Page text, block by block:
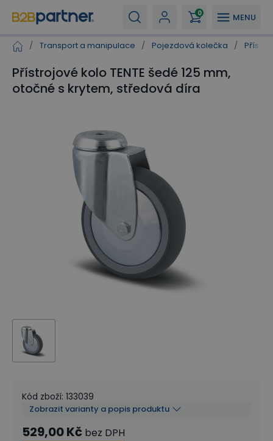
MENU
0
/ Transport a manipulace / Pojezdová kolečka /
Přístrojové kolo TENTE šedé 125 mm,
otočné s krytem, středová díra
Kód zboží: 133039
Zobrazit varianty a popis produktu
529,00 Kč bez DPH